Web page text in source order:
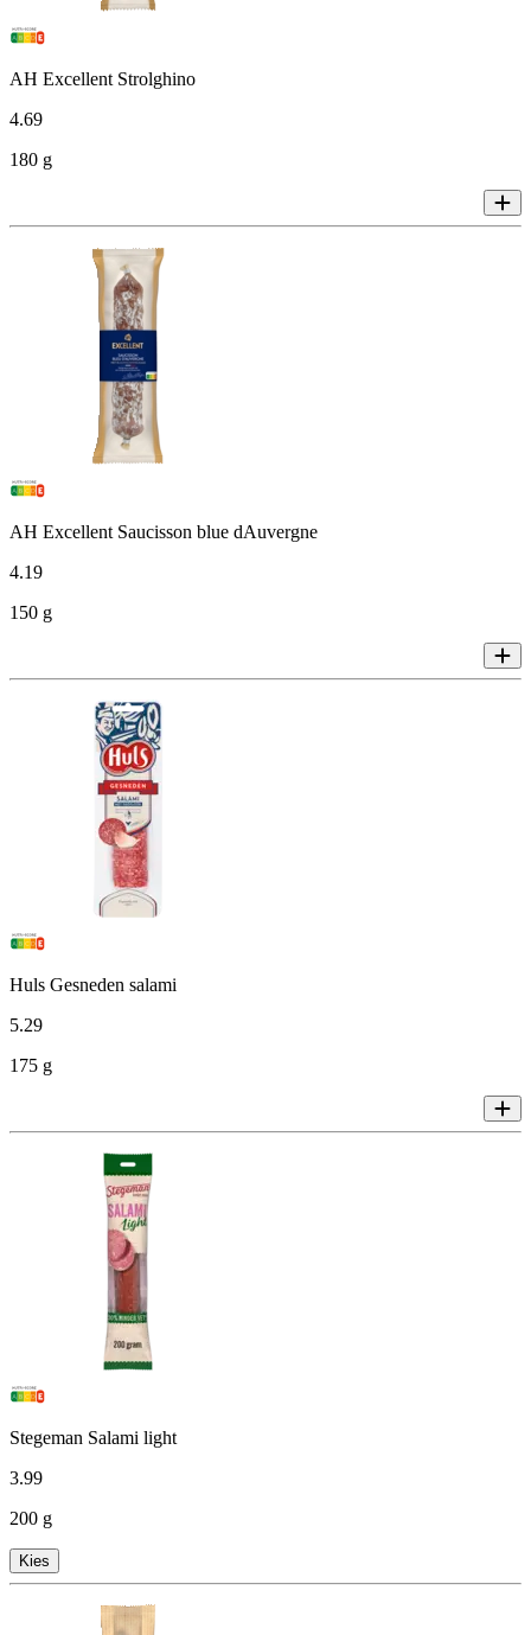
AH Excellent Strolghino
4.69
180 g
AH Excellent Saucisson blue dAuvergne
4.19
150 g
Huls Gesneden salami
5.29
175 g
Stegeman Salami light
3.99
200 g
Kies